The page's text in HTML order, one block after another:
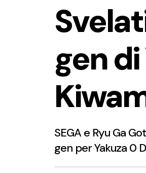
gen
SEGA e Ryu Ga
gen per Yakuza 0